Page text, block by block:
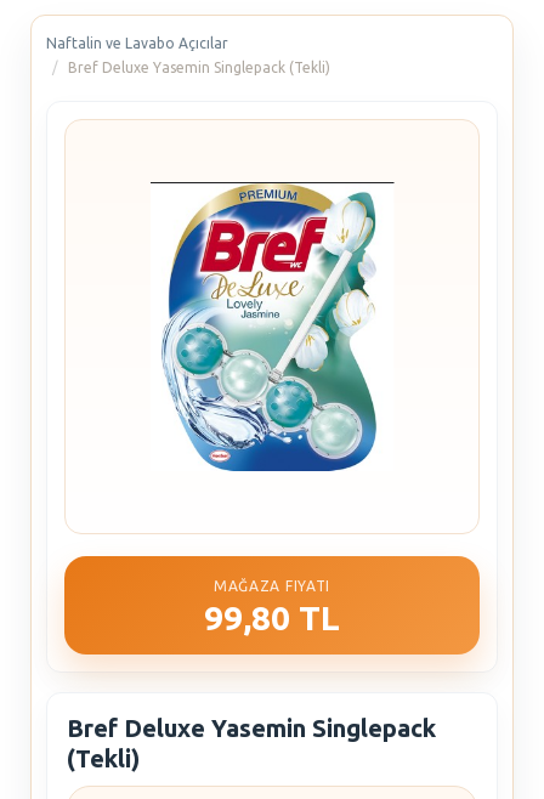
Naftalin ve Lavabo Açıcılar
Bref Deluxe Yasemin Singlepack (Tekli)
MAĞAZA FIYATI
99,80 TL
Bref Deluxe Yasemin Singlepack
(Tekli)